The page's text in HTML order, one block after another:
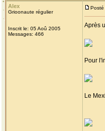
Alex
Grioonaute régulier
Inscrit le: 05 Aoû 2005
Messages: 466
Posté
Après
Pour
Le